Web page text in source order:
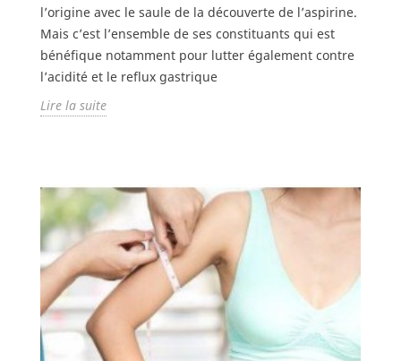
l’origine avec le saule de la découverte de l’aspirine.
Mais c’est l’ensemble de ses constituants qui est
bénéfique notamment pour lutter également contre
l’acidité et le reflux gastrique
Lire la suite